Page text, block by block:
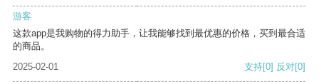
游客
这款app是我购物的得力助手，让我能够找到最优惠的价格，买到最合适
的商品。
2025-02-01
支持[0] 反对[0]